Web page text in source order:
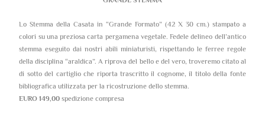
Lo Stemma della Casata in “Grande Formato” (42 X 30 cm.) stampato a
colori su una preziosa carta pergamena vegetale. Fedele delineo dell’antico
stemma eseguito dai nostri abili miniaturisti, rispettando le ferree regole
della disciplina “araldica”. A riprova del bello e del vero, troveremo citato al
di sotto del cartiglio che riporta trascritto il cognome, il titolo della fonte
bibliografica utilizzata per la ricostruzione dello stemma.
EURO 149,00 spedizione compresa